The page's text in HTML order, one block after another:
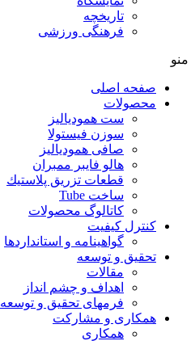
تاريخچه
فرهنگی ورزشی
منو
صفحه اصلی
محصولات
ست همودیالیز
سوزن فیستولا
صافی همودیالیز
هالو فایبر ممبران
قطعات تزريق پلاستيك
ساخت Tube
کاتالوگ محصولات
کنترل کیفیت
گواهينامه و استانداردها
تحقيق و توسعه
مقالات
اهداف و چشم انداز
فرمهای تحقیق و توسعه
همکاری و مشارکت
همکاری